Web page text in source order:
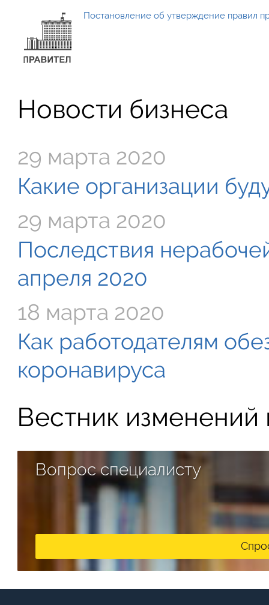
Постановление об утверждение правил
Новости бизнеса
29 марта 2020
Какие организации
29 марта 2020
Последствия
апреля 2020
18 марта 2020
Как работодателям
коронавируса
Вестник изменений
Вопрос специалисту